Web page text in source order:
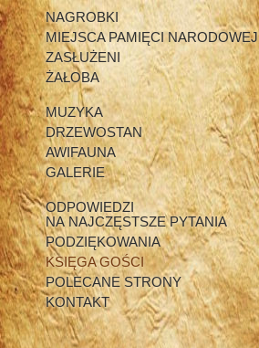
NAGROBKI
MIEJSCA PAMIĘCI NARODOWEJ
ZASŁUŻENI
ŻAŁOBA
MUZYKA
DRZEWOSTAN
AWIFAUNA
GALERIE
ODPOWIEDZI
NA NAJCZĘSTSZE PYTANIA
PODZIĘKOWANIA
KSIĘGA GOŚCI
POLECANE STRONY
KONTAKT